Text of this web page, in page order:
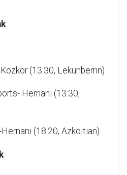
(13:30, Lekunberrin)
Hernani (13:30,
(18:20, Azkoitian)